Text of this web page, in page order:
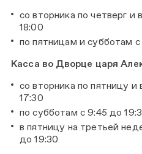
со вторника по четверг и
18:00
по пятницам и субботам
Касса во Дворце царя
со вторника по пятницу и
17:30
по субботам с 9:45 до
в пятницу на третьей
до 19:30